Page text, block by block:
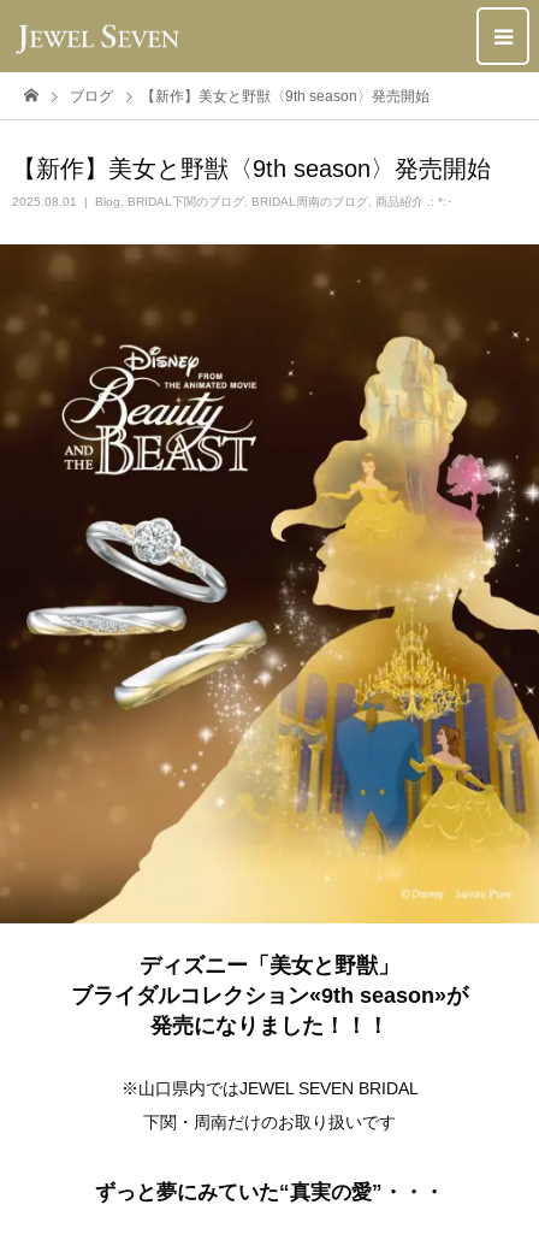
ブログ 【新作】美女と野獣〈9th season〉発売開始
【新作】美女と野獣〈9th season〉発売開始
2025.08.01 Blog BRIDAL下関のブログ BRIDAL周南のブログ 商品紹介 .: *:･
ディズニー「美女と野獣」
ブライダルコレクション«9th season»が
発売になりました！！！
※山口県内ではJEWEL SEVEN BRIDAL
下関・周南だけのお取り扱いです
ずっと夢にみていた“真実の愛”・・・